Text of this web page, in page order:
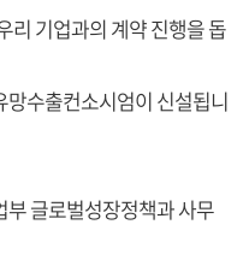
리 기업과의 계약 진행을 돕
망수출컨소시엄이 신설됩니
글로벌성장정책과 사무